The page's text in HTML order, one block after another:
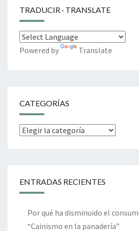
TRADUCIR · TRANSLATE
Powered by Translate
CATEGORÍAS
Categorías
ENTRADAS RECIENTES
Por qué ha disminuido el
“Cainismo en la panadería”